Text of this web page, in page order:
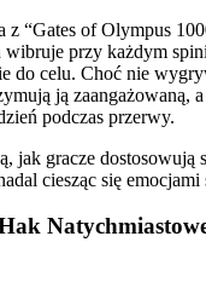
“Gates of Olympus
wibruje przy każdym
do celu. Choć nie
ją zaangażowaną, a
podczas przerwy.
jak gracze dostosowują
ciesząc się